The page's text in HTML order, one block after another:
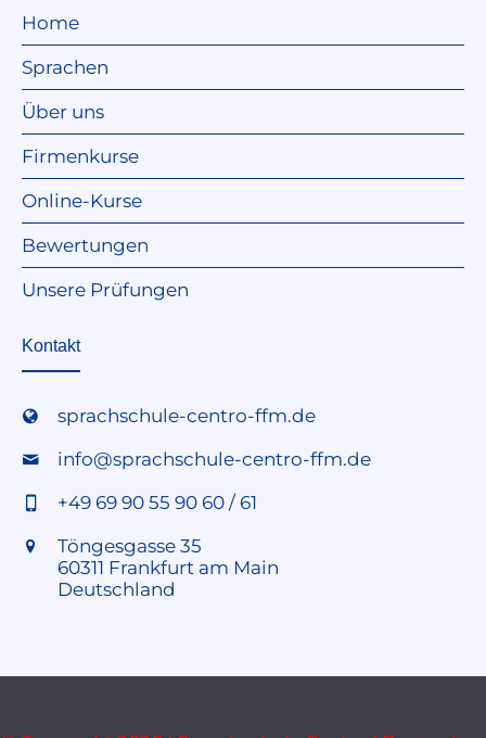
Home
Sprachen
Über uns
Firmenkurse
Online-Kurse
Bewertungen
Unsere Prüfungen
Kontakt
sprachschule-centro-ffm.de
info@sprachschule-centro-ffm.de
+49 69 90 55 90 60 / 61
Töngesgasse 35
60311 Frankfurt am Main
Deutschland